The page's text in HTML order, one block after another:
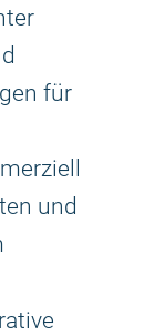
für
und